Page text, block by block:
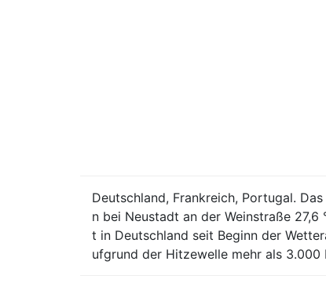
Deutschland, Frankreich, Portugal.
n bei Neustadt an der Weinstraße
t in Deutschland seit Beginn der
ufgrund der Hitzewelle mehr als